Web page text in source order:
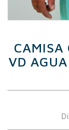
CAMISA
VD